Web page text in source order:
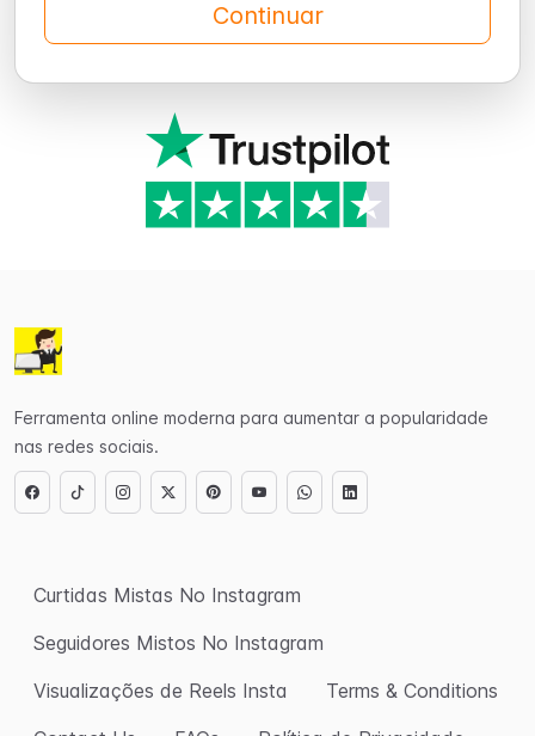
Continuar
Ferramenta online moderna para aumentar a popularidade
nas redes sociais.
Curtidas Mistas No Instagram
Seguidores Mistos No Instagram
Visualizações de Reels Insta
Terms & Conditions